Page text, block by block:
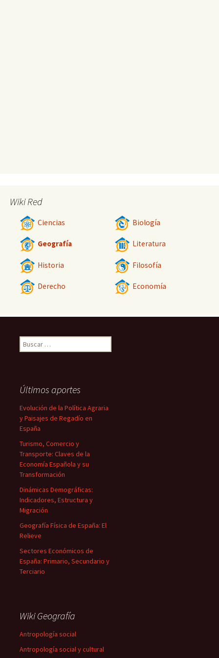
Wiki Red
Ciencias Biología
Geografía Literatura
Historia Filosofía
Derecho Economía
Buscar:
Últimos aportes
Evolución de la Política Agraria
y Paisajes de Regadío en
España
Turismo, Comercio y
Transporte: Claves de la
Economía Española y su
Transformación
Dinámicas Demográficas:
Indicadores, Estructura y
Migración
Geografía Física de España: El
Relieve
Sectores Económicos de
España: Primario, Secundario y
Terciario
Wiki Geografía
Antropología social
Antropología social y cultural